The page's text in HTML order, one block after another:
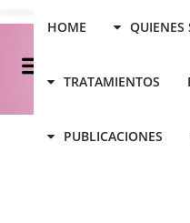
HOME QUIENES
TRATAMIENTOS
PUBLICACIONES